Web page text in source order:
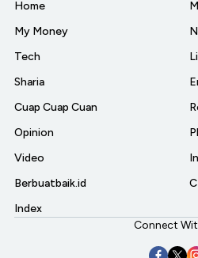
Home
My Money
Tech
Sharia
Cuap Cuap Cuan
Opinion
Video
Berbuatbaik.id
Index
Connect